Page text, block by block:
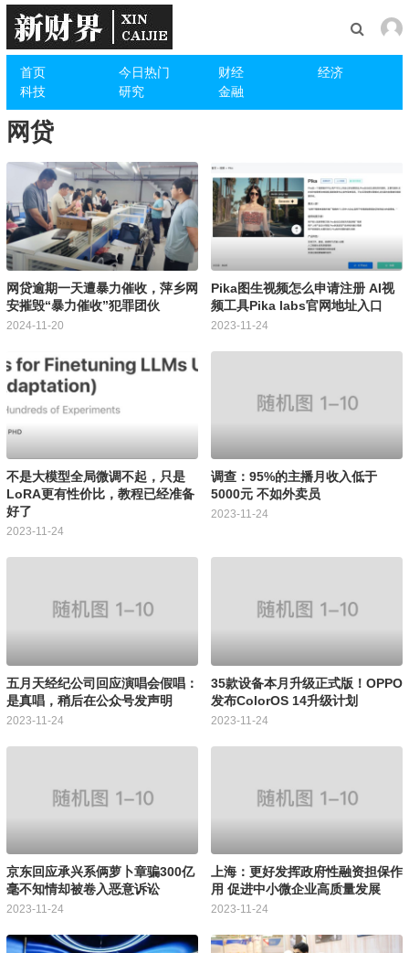
首页 今日热门 财经
经济
科技
研究 金融
网贷
网贷逾期一天遭暴力催收，萍乡网
安摧毁“暴力催收”犯罪团伙
2024-11-20
Pika图生视频怎么申请注册 AI视
频工具Pika labs官网地址入口
2023-11-24
不是大模型全局微调不起，只是
LoRA更有性价比，教程已经准备
好了
2023-11-24
调查：95%的主播月收入低于
5000元 不如外卖员
2023-11-24
五月天经纪公司回应演唱会假唱：
是真唱，稍后在公众号发声明
2023-11-24
35款设备本月升级正式版！OPPO
发布ColorOS 14升级计划
2023-11-24
京东回应承兴系俩萝卜章骗300亿
毫不知情却被卷入恶意诉讼
2023-11-24
上海：更好发挥政府性融资担保作
用 促进中小微企业高质量发展
2023-11-24